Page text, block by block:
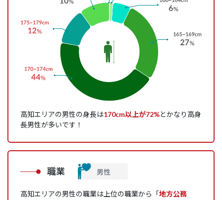
高知エリアの男性の身長は170cm以上が72%とかなり高身
長男性が多いです！
職業
高知エリアの男性の職業は上位の職業から「地方公務